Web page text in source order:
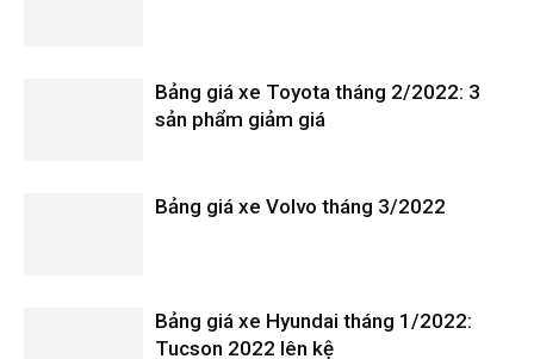
Bảng giá xe Toyota tháng 2/2022: 3
sản phẩm giảm giá
Bảng giá xe Volvo tháng 3/2022
Bảng giá xe Hyundai tháng 1/2022:
Tucson 2022 lên kệ